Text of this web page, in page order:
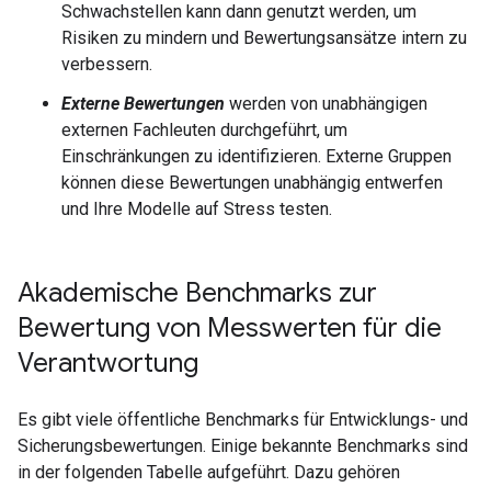
Schwachstellen kann dann genutzt werden, um
Risiken zu mindern und Bewertungsansätze intern zu
verbessern.
Externe Bewertungen werden von unabhängigen
externen Fachleuten durchgeführt, um
Einschränkungen zu identifizieren. Externe Gruppen
können diese Bewertungen unabhängig entwerfen
und Ihre Modelle auf Stress testen.
Akademische Benchmarks zur
Bewertung von Messwerten für die
Verantwortung
Es gibt viele öffentliche Benchmarks für Entwicklungs- und
Sicherungsbewertungen. Einige bekannte Benchmarks sind
in der folgenden Tabelle aufgeführt. Dazu gehören